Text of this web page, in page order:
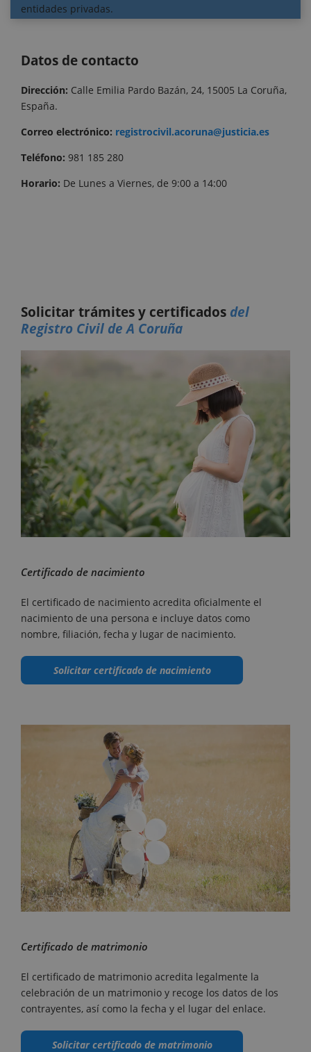
entidades privadas.
Datos de contacto
Dirección: Calle Emilia Pardo Bazán, 24, 15005 La Coruña,
España.
Correo electrónico: registrocivil.acoruna@justicia.es
Teléfono: 981 185 280
Horario: De Lunes a Viernes, de 9:00 a 14:00
Solicitar trámites y certificados del
Registro Civil de A Coruña
Certificado de nacimiento
El certificado de nacimiento acredita oficialmente el
nacimiento de una persona e incluye datos como
nombre, filiación, fecha y lugar de nacimiento.
Solicitar certificado de nacimiento
Certificado de matrimonio
El certificado de matrimonio acredita legalmente la
celebración de un matrimonio y recoge los datos de los
contrayentes, así como la fecha y el lugar del enlace.
Solicitar certificado de matrimonio